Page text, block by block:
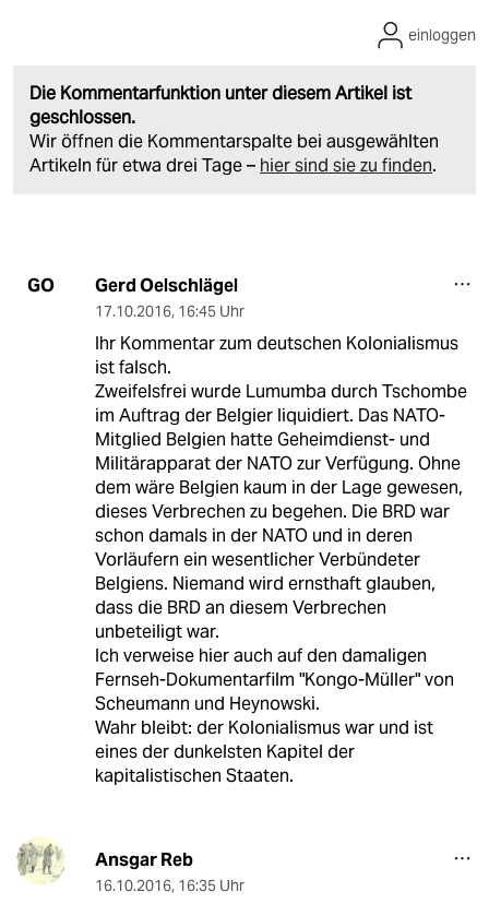
Die Kommentarfunktion unter diesem Artikel ist
geschlossen.
Wir öffnen die Kommentarspalte bei ausgewählten
Artikeln für etwa drei Tage – hier sind sie zu finden.
einloggen
GO Gerd Oelschlägel
17.10.2016, 16:45 Uhr
Ihr Kommentar zum deutschen Kolonialismus
ist falsch.
Zweifelsfrei wurde Lumumba durch Tschombe
im Auftrag der Belgier liquidiert. Das NATO-
Mitglied Belgien hatte Geheimdienst- und
Militärapparat der NATO zur Verfügung. Ohne
dem wäre Belgien kaum in der Lage gewesen,
dieses Verbrechen zu begehen. Die BRD war
schon damals in der NATO und in deren
Vorläufern ein wesentlicher Verbündeter
Belgiens. Niemand wird ernsthaft glauben,
dass die BRD an diesem Verbrechen
unbeteiligt war.
Ich verweise hier auch auf den damaligen
Fernseh-Dokumentarfilm "Kongo-Müller" von
Scheumann und Heynowski.
Wahr bleibt: der Kolonialismus war und ist
eines der dunkelsten Kapitel der
kapitalistischen Staaten.
Ansgar Reb
16.10.2016, 16:35 Uhr